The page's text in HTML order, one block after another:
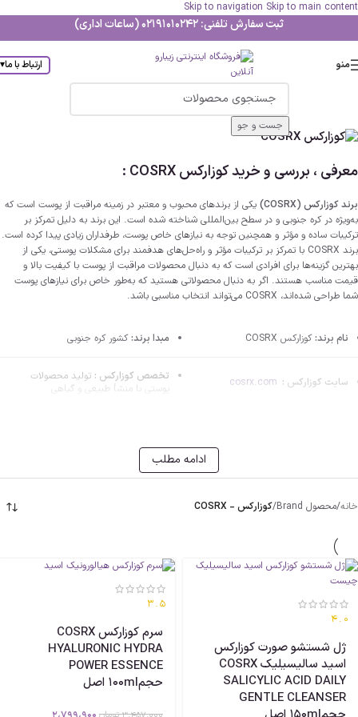
Skip to navigation Skip to main content
ثبت سفارش تلفنی: 02191010242 (ساعات اداری)
منو ارتباط با ما▾
جست و جو
معرفی ، بررسی و خرید کوزارکس COSRX :
برند کوزارکس (COSRX)
یکی از برندهای محبوب و معتبر در زمینه مراقبت از پوست است که
به‌ویژه در کره جنوبی و در سطح بین‌المللی شناخته شده است. این برند به دلیل تمرکز بر
ترکیبات ساده و مؤثر و همچنین توجه به نیازهای خاص پوست، طرفداران زیادی پیدا کرده است.
برند COSRX با تمرکز بر ترکیبات مؤثر و راه‌حل‌های هدفمند برای مشکلات پوستی، یکی از
بهترین گزینه‌ها برای افرادی است که به دنبال محصولات مراقبت از پوست با کیفیت بالا و
قیمت مناسب هستند. اگر به دنبال محصولاتی هستید که به‌طور خاص برای نیازهای پوست
شما طراحی شده‌اند، COSRX می‌تواند انتخاب مناسبی باشد.
نام برند:کوزارکس COSRX مبدا برند:کشور کره جنوبی
سایت کوزارکس : cosrx.com تخصص کوزارکس : تولید محصولات
پوستی با منشأ طبیعی و گیاهی
روتین پوستی خودت رو بشناس!
برند کوزارکس با بهره‌گیری از تکنولوژی پیشرفته و استفاده از عصاره حلزون، یکی از پیشتازان
صنعت محصولات پوستی است که سعی دارد محصولاتی با کیفیت بالا و اثربخشی مناسب را به
بازار عرضه کند. این برند طیف گسترده‌ای از محصولات را ارائه می‌دهد، از جمله اسنس حلزون،
سرم ویتامین C، تونر صورت، مرطوب‌کننده‌ها، شوینده‌های صورت، ماسک‌ها و غیره، که هر کدام با
فرمولاسیون ویژه‌ای برای تأمین نیازهای متنوع پوستی طراحی شده‌اند.
ترکیبات ساده و مؤثر:کوزارکس به استفاده از ترکیبات ساده و در عین حال مؤثر معروف است.
این برند تلاش می‌کند تا با حذف مواد غیرضروری و تمرکز بر مواد فعال، محصولات کارآمدی ارائه
دهد.
تمرکز بر مشکلات خاص پوستی:
محصولات COSRX به‌طور خاص برای حل مشکلات پوستی
خانه/محصول Brand /کوزارکس - COSRX
4.0
ژل شستشو صورت کوزارکس
اسید سالیسیلیک COSRX
SALICYLIC ACID DAILY
GENTLE CLEANSER
3.5
سرم کوزارکس COSRX
HYALURONIC HYDRA
POWER ESSENCE
حجم100ml اصل